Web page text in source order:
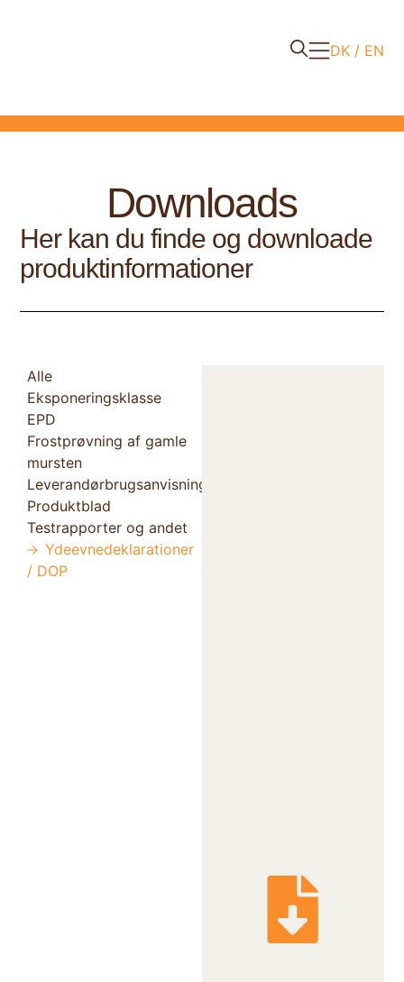
DK EN
Downloads
Her kan du finde og downloade
produktinformationer
Alle
Eksponeringsklasse
EPD
Frostprøvning af gamle
mursten
Leverandørbrugsanvisning
Produktblad
Testrapporter og andet
Ydeevnedeklarationer
/ DOP